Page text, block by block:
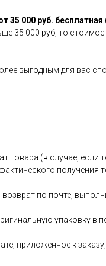
35 000 руб.
35 000 руб, то
выгодным для вас
товара (в случае, если
получения
по почте,
упаковку в
приложенное к заказу;